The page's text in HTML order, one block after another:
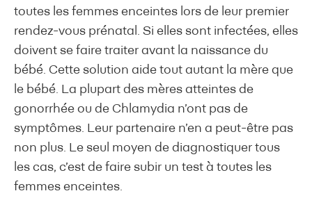
toutes les femmes enceintes lors de leur premier
rendez-vous prénatal. Si elles sont infectées, elles
doivent se faire traiter avant la naissance du
bébé. Cette solution aide tout autant la mère que
le bébé. La plupart des mères atteintes de
gonorrhée ou de Chlamydia n’ont pas de
symptômes. Leur partenaire n’en a peut-être pas
non plus. Le seul moyen de diagnostiquer tous
les cas, c’est de faire subir un test à toutes les
femmes enceintes.